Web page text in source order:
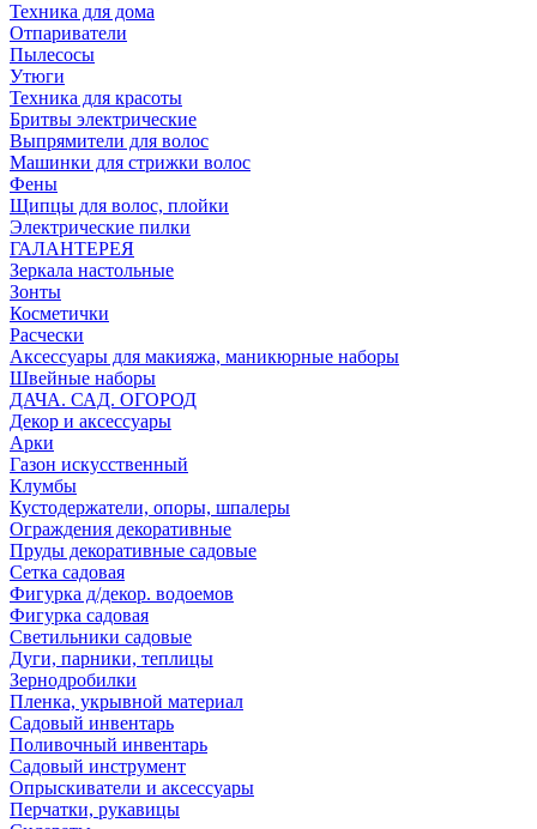
Техника для дома
Отпариватели
Пылесосы
Утюги
Техника для красоты
Бритвы электрические
Выпрямители для волос
Машинки для стрижки волос
Фены
Щипцы для волос, плойки
Электрические пилки
ГАЛАНТЕРЕЯ
Зеркала настольные
Зонты
Косметички
Расчески
Аксессуары для макияжа, маникюрные наборы
Швейные наборы
ДАЧА. САД. ОГОРОД
Декор и аксессуары
Арки
Газон искусственный
Клумбы
Кустодержатели, опоры, шпалеры
Ограждения декоративные
Пруды декоративные садовые
Сетка садовая
Фигурка д/декор. водоемов
Фигурка садовая
Светильники садовые
Дуги, парники, теплицы
Зернодробилки
Пленка, укрывной материал
Садовый инвентарь
Поливочный инвентарь
Садовый инструмент
Опрыскиватели и аксессуары
Перчатки, рукавицы